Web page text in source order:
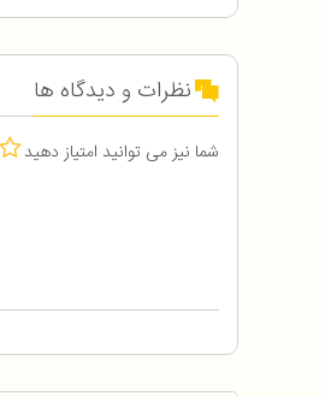
نظرات و دیدگاه ها
شما نیز می توانید امتیاز دهید